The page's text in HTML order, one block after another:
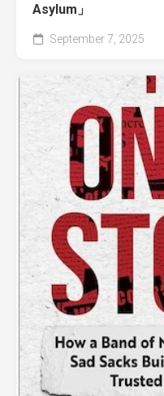
Asylum」
September 7, 2025